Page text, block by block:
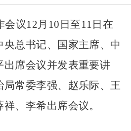
会议12 月 10 日至11 日在
总书记、国家主席、中
出席会议并发表重要讲
常委李强、赵乐际、王
、李希出席会议。